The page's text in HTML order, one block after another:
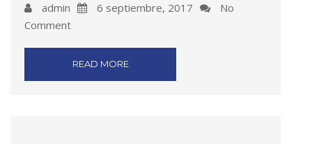
admin 6 septiembre, 2017
No
Comment
READ MORE